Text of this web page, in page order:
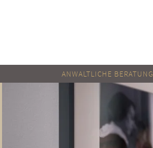
ANWALTLICHE BERATUNG